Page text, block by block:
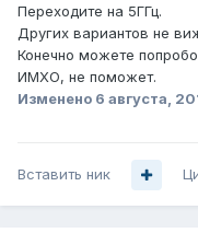
Переходите на 5ГГц.
Других вариантов не
Конечно можете
ИМХО, не поможет.
Изменено 6 августа,
Вставить ник